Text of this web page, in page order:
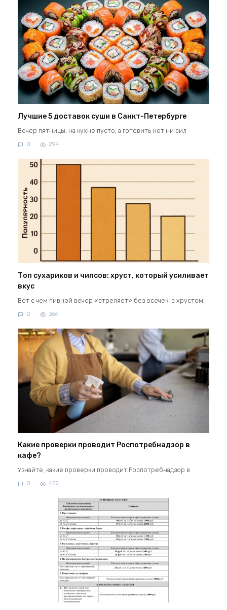
Лучшие 5 доставок суши в Санкт-Петербурге
Вечер пятницы, на кухне пусто, а готовить нет ни сил
0 294
Топ сухариков и чипсов: хруст, который усиливает
вкус
Вот с чем пивной вечер «стреляет» без осечек: с хрустом.
0 364
Какие проверки проводит Роспотребнадзор в
кафе?
Узнайте, какие проверки проводит Роспотребнадзор в
0 452